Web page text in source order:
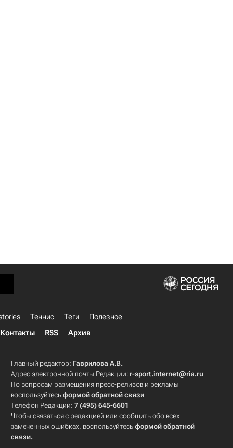
Теннис Теги
Полезное
Контакты RSS Архив
Главный редактор: Гаврилова А.В.
Адрес электронной почты Редакции: r-sport.internet@ria.ru
По вопросам размещения пресс-релизов и рекламы
воспользуйтесьформой обратной связи
Телефон Редакции:7 (495) 645-6601
Чтобы связаться с редакцией или сообщить обо всех
замеченных ошибках, воспользуйтесьформой обратной
связи.